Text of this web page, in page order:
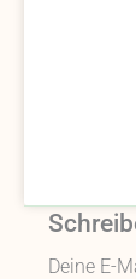
Deine E-